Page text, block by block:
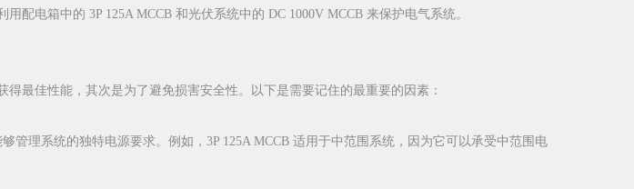
电箱中的 3P 125A MCCB 和光伏系统中的 DC 1000V MCCB 来保护电气系统。
最佳性能，其次是为了避免损害安全性。以下是需要记住的最重要的因素：
管理系统的独特电源要求。例如，3P 125A MCCB 适用于中范围系统，因为它可以承受中范围电